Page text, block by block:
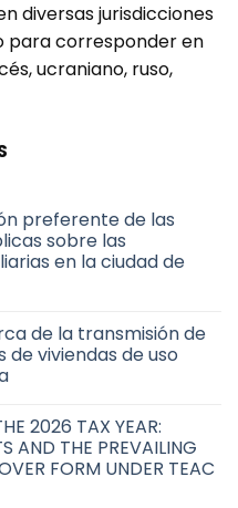
diversas jurisdicciones
para corresponder en
ucraniano, ruso,
preferente de las
sobre las
en la ciudad de
de la transmisión de
viviendas de uso
2026 TAX YEAR:
AND THE PREVAILING
FORM UNDER TEAC